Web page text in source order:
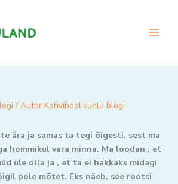
/ Autor Kohvihoolikuelu blogi
ära ja samas ta tegi õigesti, sest ma
hommikul vara minna. Ma loodan , et
üle olla ja , et ta ei hakkaks midagi
pole mõtet. Eks näeb, see rootsi